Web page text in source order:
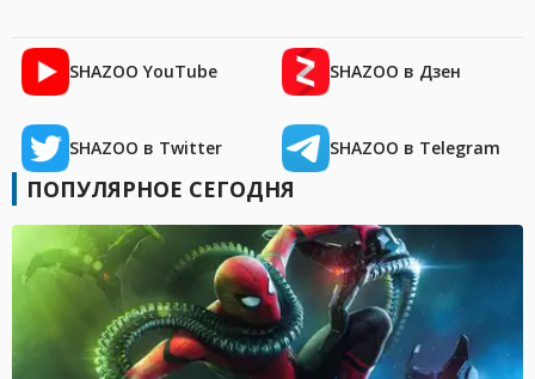
SHAZOO YouTube SHAZOO в Дзен
SHAZOO в Twitter SHAZOO в Telegram
ПОПУЛЯРНОЕ СЕГОДНЯ